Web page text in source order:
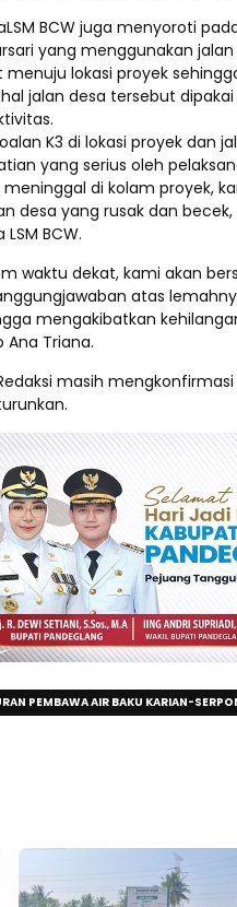
BCW juga menyoroti
yang menggunakan
menuju lokasi proyek
jalan desa tersebut
K3 di lokasi proyek dan
yang serius oleh
di kolam proyek,
desa yang rusak dan
BCW.
waktu dekat, kami akan
atas
mengakibatkan
Ana Triana.
masih
PEMBAWA AIR BAKU KARIAN-